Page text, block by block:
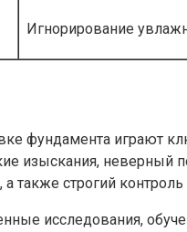
Игнорирование
фундамента играют
изыскания, неверный
также строгий
исследования,